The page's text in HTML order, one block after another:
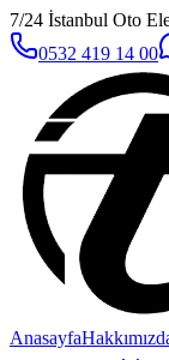
7/24 İstanbul Oto
0532 419 14 00
Anasayfa